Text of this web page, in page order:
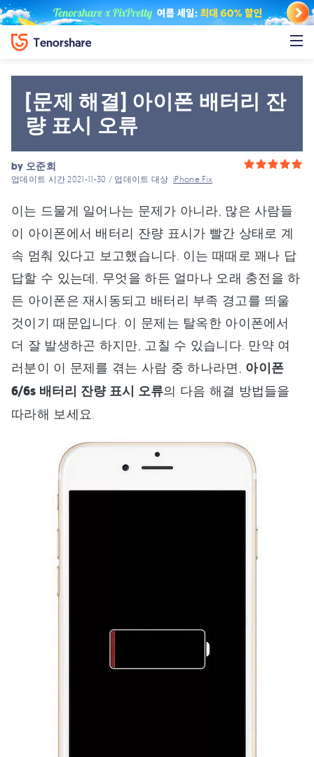
[문제 해결] 아이폰 배터리 잔
량 표시 오류
by 오준희
업데이트 시간 2021-11-30 / 업데이트 대상 iPhone Fix
이는 드물게 일어나는 문제가 아니라, 많은 사람들
이 아이폰에서 배터리 잔량 표시가 빨간 상태로 계
속 멈춰 있다고 보고했습니다. 이는 때때로 꽤나 답
답할 수 있는데, 무엇을 하든 얼마나 오래 충전을 하
든 아이폰은 재시동되고 배터리 부족 경고를 띄울
것이기 때문입니다. 이 문제는 탈옥한 아이폰에서
더 잘 발생하곤 하지만, 고칠 수 있습니다. 만약 여
러분이 이 문제를 겪는 사람 중 하나라면, 아이폰
6/6s 배터리 잔량 표시 오류의 다음 해결 방법들을
따라해 보세요.